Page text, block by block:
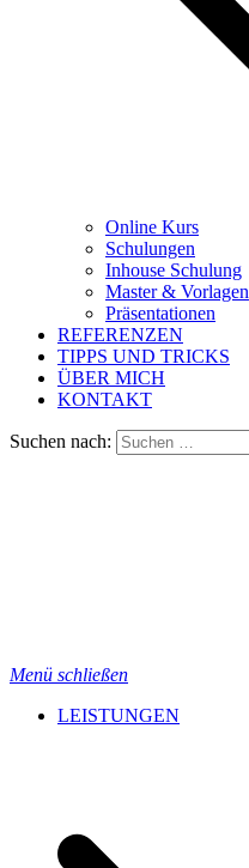
Online Kurs
Schulungen
Inhouse Schulung
Master & Vorlagen
Präsentationen
REFERENZEN
TIPPS UND TRICKS
ÜBER MICH
KONTAKT
Suchen nach:
Menü schließen
LEISTUNGEN